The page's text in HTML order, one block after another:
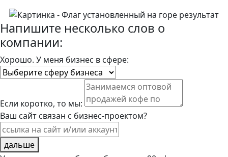
Напишите несколько слов о
компании:
Хорошо. У меня бизнес в сфере:
Если коротко, то мы:
Ваш сайт связан с бизнес-проектом?
дальше